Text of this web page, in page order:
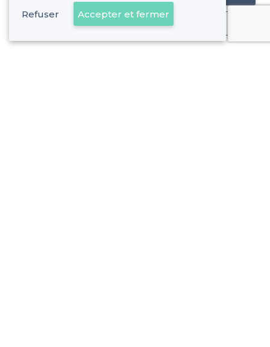
Déjà client
Refuser Accepter et fermer